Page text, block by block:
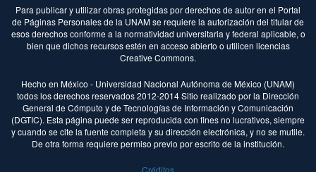
Para publicar y utilizar obras protegidas por derechos de autor en el Portal
de Páginas Personales de la UNAM se requiere la autorización del titular de
esos derechos conforme a la normatividad universitaria y federal aplicable, o
bien que dichos recursos estén en acceso abierto o utilicen licencias
Creative Commons.
Hecho en México - Universidad Nacional Autónoma de México (UNAM)
todos los derechos reservados 2012-2014 Sitio realizado por la Dirección
General de Cómputo y de Tecnologías de Información y Comunicación
(DGTIC). Esta página puede ser reproducida con fines no lucrativos, siempre
y cuando se cite la fuente completa y su dirección electrónica, y no se mutile.
De otra forma requiere permiso previo por escrito de la institución.
Créditos